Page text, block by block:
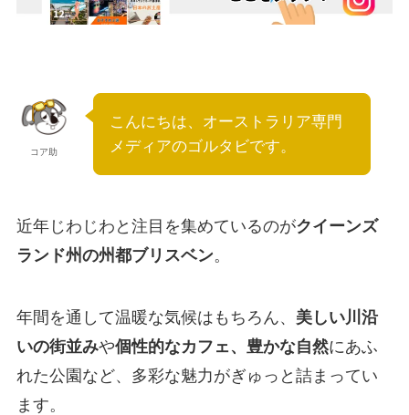
コア助
こんにちは、オーストラリア専門
メディアのゴルタビです。
近年じわじわと注目を集めているのがクイーンズ
ランド州の州都ブリスベン。
年間を通して温暖な気候はもちろん、 美しい川沿
いの街並みや個性的なカフェ、豊かな自然にあふ
れた公園など、多彩な魅力がぎゅっと詰まってい
ます。